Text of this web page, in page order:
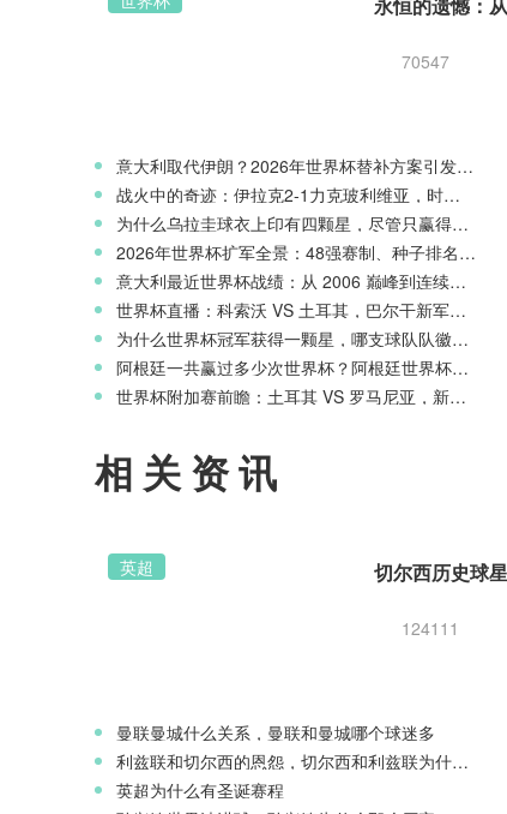
70547
意大利取代伊朗？2026年世界杯替补方案引发争议
战火中的奇迹：伊拉克2-1力克玻利维亚，时隔40年重返世界杯舞台
为什么乌拉圭球衣上印有四颗星，尽管只赢得两次世界杯冠军？
2026年世界杯扩军全景：48强赛制、种子排名与淘汰赛新规则
意大利最近世界杯战绩：从 2006 巅峰到连续三届无缘正赛的沉沦
世界杯直播：科索沃 VS 土耳其，巴尔干新军迎战星月军团
为什么世界杯冠军获得一颗星，哪支球队队徽上星星最多？
阿根廷一共赢过多少次世界杯？阿根廷世界杯历史战绩一览
世界杯附加赛前瞻：土耳其 VS 罗马尼亚，新月之星主场冲击世界杯
相关资讯
英超 切尔西历史球
124111
曼联曼城什么关系，曼联和曼城哪个球迷多
利兹联和切尔西的恩怨，切尔西和利兹联为什么是死敌
英超为什么有圣诞赛程